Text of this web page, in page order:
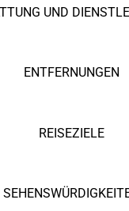
UND
ENTFERNUNGEN
REISEZIELE